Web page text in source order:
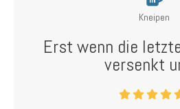
Kneipen
Erst wenn die
versenkt